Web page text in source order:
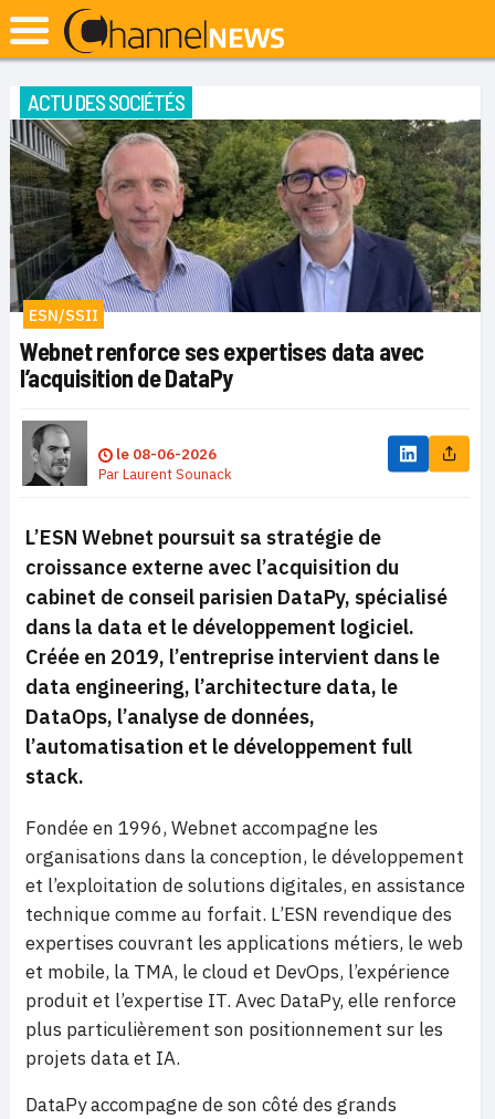
ACTU DES SOCIÉTÉS
ESN/SSII
Webnet renforce ses expertises data avec
l’acquisition de DataPy
le 08-06-2026
ParLaurent Sounack
L’ESN Webnet poursuit sa stratégie de
croissance externe avec l’acquisition du
cabinet de conseil parisien DataPy, spécialisé
dans la data et le développement logiciel.
Créée en 2019, l’entreprise intervient dans le
data engineering, l’architecture data, le
DataOps, l’analyse de données,
l’automatisation et le développement full
stack.
Fondée en 1996, Webnet accompagne les
organisations dans la conception, le développement
et l’exploitation de solutions digitales, en assistance
technique comme au forfait. L’ESN revendique des
expertises couvrant les applications métiers, le web
et mobile, la TMA, le cloud et DevOps, l’expérience
produit et l’expertise IT. Avec DataPy, elle renforce
plus particulièrement son positionnement sur les
projets data et IA.
DataPy accompagne de son côté des grands